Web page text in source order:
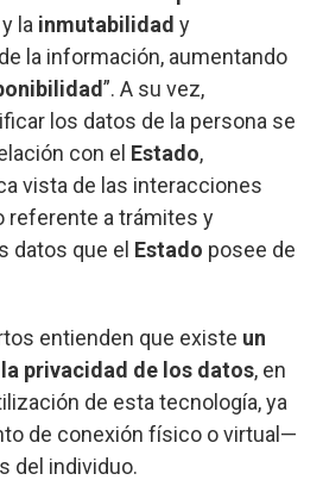
la inmutabilidad y
de la información, aumentando
”. A su vez,
los datos de la persona se
con el Estado,
vista de las interacciones
referente a trámites y
datos que el Estado posee de
entienden que existe un
privacidad de los datos, en
de esta tecnología, ya
de conexión físico o virtual—
del individuo.